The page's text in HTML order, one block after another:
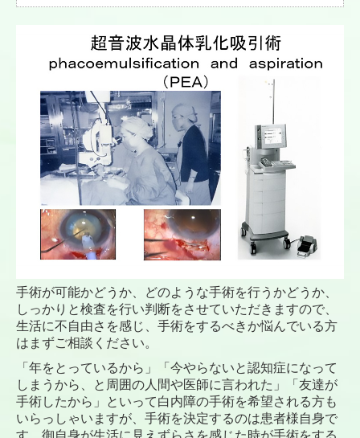
手術が可能かどうか、どのような手術を行うかどうか、
しっかりと検査を行い判断をさせていただきますので、
生活に不自由さを感じ、手術をするべきか悩んでいる方
はまずご相談ください。
「年をとっているから」「今やらないと認知症になって
しまうから、と周囲の人間や医師に言われた」「友達が
手術したから」といって白内障の手術を希望される方も
いらっしゃいますが、手術を決定するのは患者様自身で
す。御自身が生活に見えずらさを感じた時が手術をする